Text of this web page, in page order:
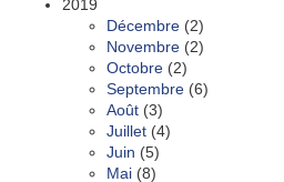
2019
Décembre (2)
Novembre (2)
Octobre (2)
Septembre (6)
Août (3)
Juillet (4)
Juin (5)
Mai (8)